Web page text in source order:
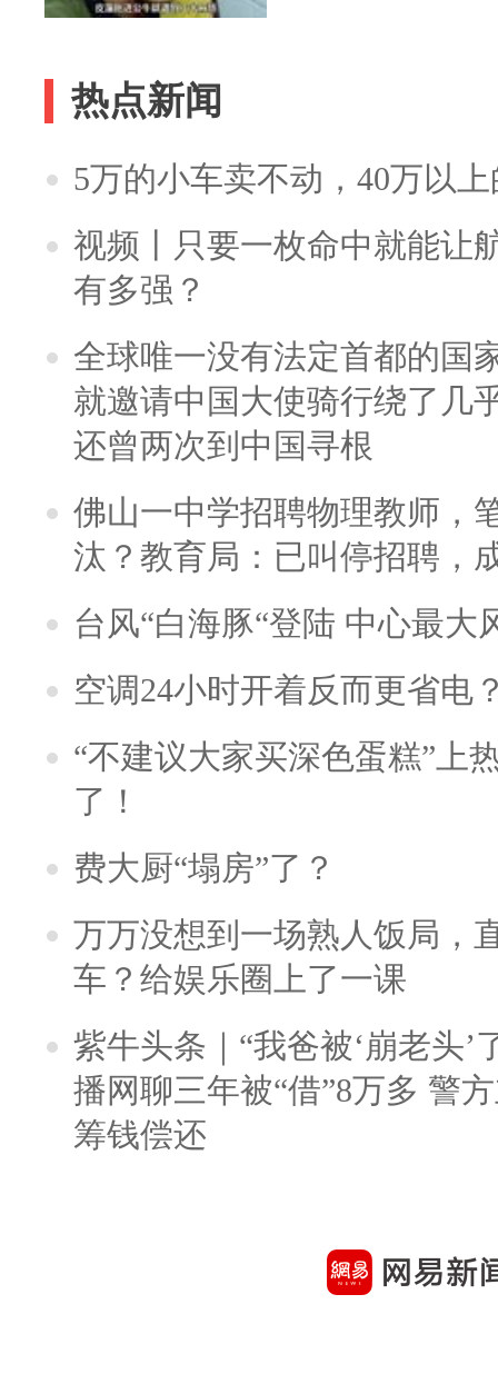
热点新闻
5万的小车卖不动，40万以
视频丨只要一枚命中就能让
有多强？
全球唯一没有法定首都的国
就邀请中国大使骑行绕了几
还曾两次到中国寻根
佛山一中学招聘物理教师，
汰？教育局：已叫停招聘，
台风“白海豚“登陆 中心最大
空调24小时开着反而更省电
“不建议大家买深色蛋糕”上
了！
费大厨“塌房”了？
万万没想到一场熟人饭局，
车？给娱乐圈上了一课
紫牛头条｜“我爸被‘崩老头’
播网聊三年被“借”8万多 警
筹钱偿还